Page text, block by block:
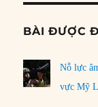
BÀI ĐƯỢC
Nỗ lực
vực Mỹ